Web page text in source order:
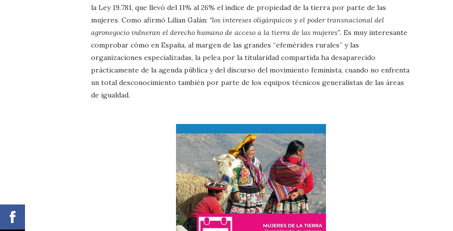
la Ley 19.781, que llevó del 11% al 26% el índice de propiedad de la tierra por parte de las
mujeres. Como afirmó Lilian Galán: “los intereses oligárquicos y el poder transnacional del
agronegocio vulneran el derecho humano de acceso a la tierra de las mujeres”. Es muy interesante
comprobar cómo en España, al margen de las grandes “efemérides rurales” y las
organizaciones especializadas, la pelea por la titularidad compartida ha desaparecido
prácticamente de la agenda pública y del discurso del movimiento feminista, cuando no enfrenta
un total desconocimiento también por parte de los equipos técnicos generalistas de las áreas
de igualdad.